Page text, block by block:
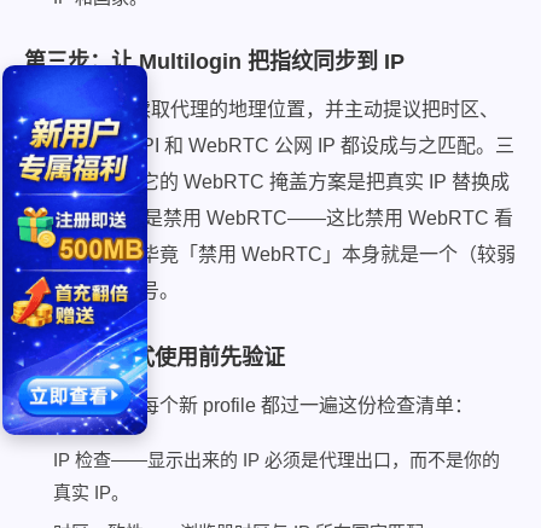
第三步：让 Multilogin 把指纹同步到 IP
Multilogin 会读取代理的地理位置，并主动提议把时区、
geolocation API 和 WebRTC 公网 IP 都设成与之匹配。三
项全部接受。它的 WebRTC 掩盖方案是把真实 IP 替换成
代理 IP，而不是禁用 WebRTC——这比禁用 WebRTC 看
起来更自然，毕竟「禁用 WebRTC」本身就是一个（较弱
的）机器人信号。
第四步：正式使用前先验证
启动 profile，每个新 profile 都过一遍这份检查清单：
IP 检查——显示出来的 IP 必须是代理出口，而不是你的
真实 IP。